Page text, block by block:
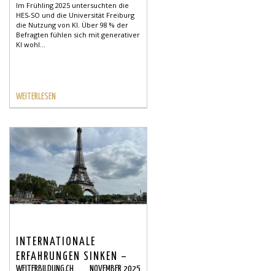
Im Frühling 2025 untersuchten die
HES-SO und die Universität Freiburg
die Nutzung von KI. Über 98 % der
Befragten fühlen sich mit generativer
KI wohl...
WEITERLESEN
INTERNATIONALE
ERFAHRUNGEN SINKEN –
WEITERBILDUNG.CH NOVEMBER 2025